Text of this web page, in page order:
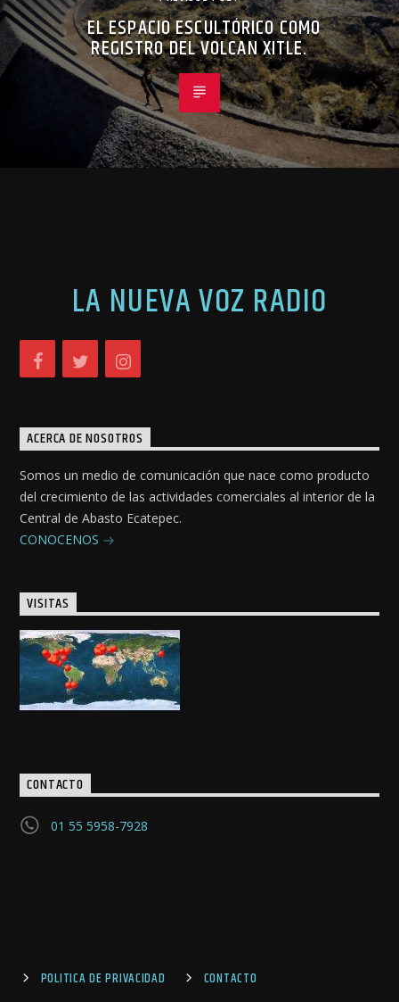
EL ESPACIO ESCULTÓRICO COMO
REGISTRO DEL VOLCAN XITLE.
LA NUEVA VOZ RADIO
ACERCA DE NOSOTROS
Somos un medio de comunicación que nace como producto
del crecimiento de las actividades comerciales al interior de la
Central de Abasto Ecatepec.
CONOCENOS
VISITAS
CONTACTO
01 55 5958-7928
POLITICA DE PRIVACIDAD CONTACTO